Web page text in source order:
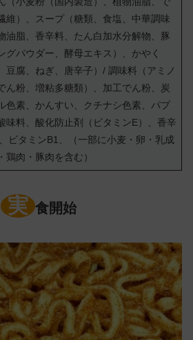
維）、スープ（糖類、食塩、中華調味
油脂、香辛料、たん白加水分解物、豚
グパウダー、酵母エキス）、かやく
豆腐、ねぎ、唐辛子）/ 調味料（アミノ
ん粉、増粘多糖類）、加工でん粉、炭
色素、かんすい、クチナシ色素、パプ
味料、酸化防止剤（ビタミンE）、香辛
ビタミンB1、（一部に小麦・卵・乳成
鶏肉・豚肉を含む）
実 食開始